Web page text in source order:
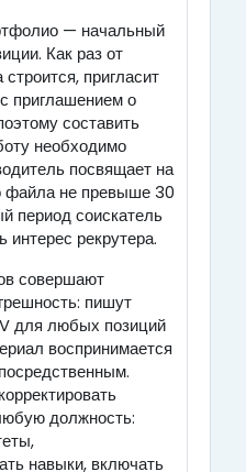
— начальный
Как раз от
пригласит
приглашением о
составить
необходимо
посвящает на
файла не превыше 30
период соискатель
интерес рекрутера.
совершают
пишут
для любых позиций
воспринимается
должность:
навыки, включать